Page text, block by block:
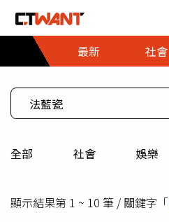
最新
社會
全部 社會 娛樂
顯示結果第 1 ~ 10 筆 / 關鍵字「